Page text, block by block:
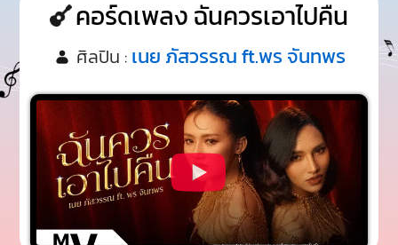
คอร์ดเพลง ฉันควรเอาไปคืน
ศิลปิน : เนย ภัสวรรณ ft.พร จันทพร